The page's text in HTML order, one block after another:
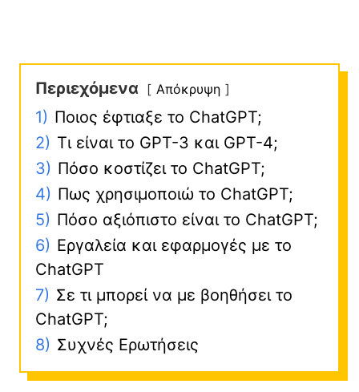
Περιεχόμενα Απόκρυψη
1) Ποιος έφτιαξε το ChatGPT;
2) Τι είναι το GPT-3 και GPT-4;
3) Πόσο κοστίζει το ChatGPT;
4) Πως χρησιμοποιώ το ChatGPT;
5) Πόσο αξιόπιστο είναι το ChatGPT;
6) Εργαλεία και εφαρμογές με το
ChatGPT
7) Σε τι μπορεί να με βοηθήσει το
ChatGPT;
8) Συχνές Ερωτήσεις